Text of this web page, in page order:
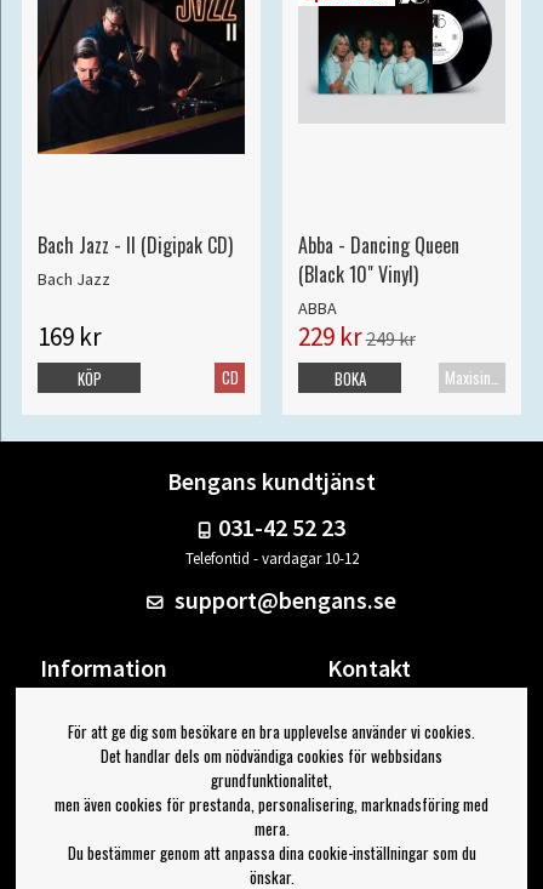
Bach Jazz - II (Digipak CD)
Bach Jazz
169 kr
CD
KÖP
Abba - Dancing Queen
(Black 10" Vinyl)
ABBA
229 kr249 kr
Maxisingel
BOKA
Bengans kundtjänst
031-42 52 23
Telefontid - vardagar 10-12
support@bengans.se
Information
Om Bengans
FAQ / Köp- & Leveransvillkor
Kontakt
Din sida
Logga ut
Jag vill ha tips från Bengans
För att ge dig som besökare en bra upplevelse använder vi cookies.
Det handlar dels om nödvändiga cookies för webbsidans
grundfunktionalitet,
men även cookies för prestanda, personalisering, marknadsföring med
mera.
Du bestämmer genom att anpassa dina cookie-inställningar som du
önskar.